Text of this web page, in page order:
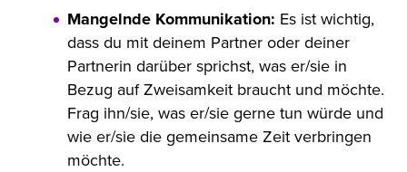
Mangelnde Kommunikation: Es ist wichtig,
dass du mit deinem Partner oder deiner
Partnerin darüber sprichst, was er/sie in
Bezug auf Zweisamkeit braucht und möchte.
Frag ihn/sie, was er/sie gerne tun würde und
wie er/sie die gemeinsame Zeit verbringen
möchte.